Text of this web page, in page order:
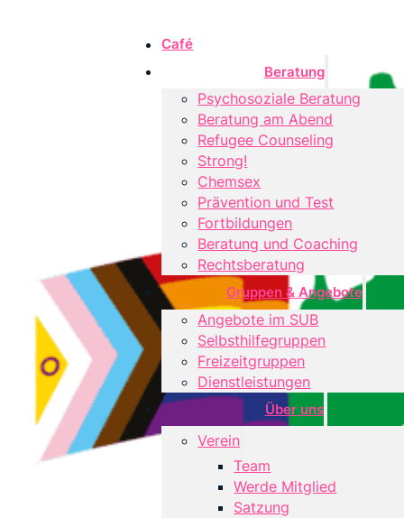
Café
Beratung
Psychosoziale Beratung
Beratung am Abend
Refugee Counseling
Strong!
Chemsex
Prävention und Test
Fortbildungen
Beratung und Coaching
Rechtsberatung
Gruppen & Angebote
Angebote im SUB
Selbsthilfegruppen
Freizeitgruppen
Dienstleistungen
Über uns
Verein
Team
Werde Mitglied
Satzung